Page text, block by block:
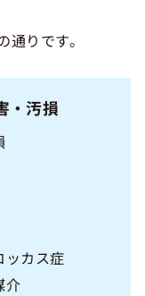
りです。
・汚損
ッカス症
介